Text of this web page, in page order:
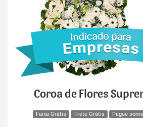
Coroa de Flores
Faixa Grátis Frete Grátis Pague